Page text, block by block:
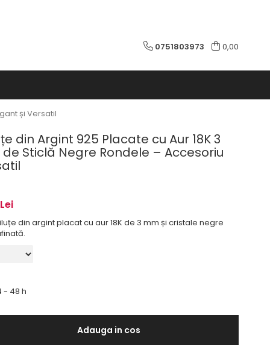
0751803973 0,00
și Versatil
din Argint 925 Placate cu Aur 18K 3
Sticlă Negre Rondele – Accesoriu
din argint placat cu aur 18K de 3 mm și cristale negre
- 48 h
Adauga in cos